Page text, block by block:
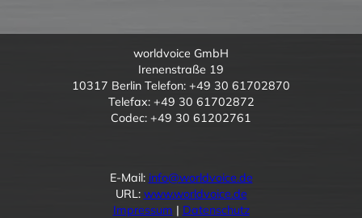
worldvoice GmbH
Irenenstraße 19
10317 Berlin Telefon: +49 30 61702870
Telefax: +49 30 61702872
Codec: +49 30 61202761
E-Mail: info@worldvoice.de
URL: www.worldvoice.de
Impressum | Datenschutz